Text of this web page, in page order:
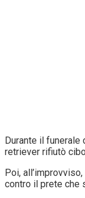
Durante il funerale
retriever rifiutò
Poi,
contro il prete che